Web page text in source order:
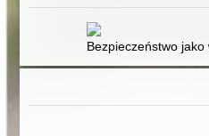
Bezpieczeństwo